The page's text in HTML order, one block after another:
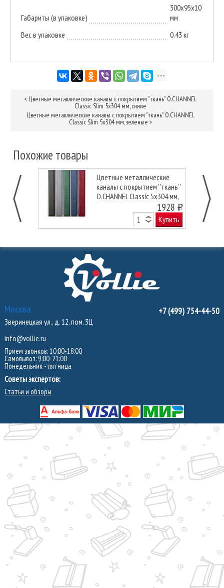
Габариты (в упаковке)
300x95x10
мм
Вес в упаковке
0.43 кг
< Цветные металлические каналы с покрытием "ткань" O.CHANNEL
Classic Slim 5х304 мм, синие
Цветные металлические каналы с покрытием "ткань" O.CHANNEL
Classic Slim 5х304 мм, зеленые >
Похожие товары
Цветные металлические
каналы с покрытием ''ткань''
O.CHANNEL Classic 5х304 мм,
1928 o
Купить
Москва
Зверинецкая ул., д. 12, пом. 3Ц
info@vollie.ru
Прием звонков: 10:00-18:00
Самовывоз: 9:00-21:00
Понедельник - пятница
Советы экспертов:
Статьи и обзоры
+7 (499) 754-44-50